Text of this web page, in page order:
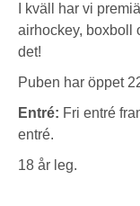
I kväll har vi
airhockey, boxboll
det!
Puben har öppet
Entré: Fri entré
entré.
18 år leg.